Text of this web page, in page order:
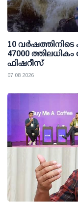
10
47000
ഫിഷറീസ്
07 08 2026